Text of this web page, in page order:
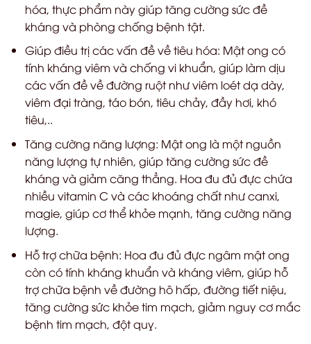
hóa, thực phẩm này giúp tăng cường sức đề
kháng và phòng chống bệnh tật.
Giúp điều trị các vấn đề về tiêu hóa: Mật ong có
tính kháng viêm và chống vi khuẩn, giúp làm dịu
các vấn đề về đường ruột như viêm loét dạ dày,
viêm đại tràng, táo bón, tiêu chảy, đầy hơi, khó
tiêu,..
Tăng cường năng lượng: Mật ong là một nguồn
năng lượng tự nhiên, giúp tăng cường sức đề
kháng và giảm căng thẳng. Hoa đu đủ đực chứa
nhiều vitamin C và các khoáng chất như canxi,
magie, giúp cơ thể khỏe mạnh, tăng cường năng
lượng.
Hỗ trợ chữa bệnh: Hoa đu đủ đực ngâm mật ong
còn có tính kháng khuẩn và kháng viêm, giúp hỗ
trợ chữa bệnh về đường hô hấp, đường tiết niệu,
tăng cường sức khỏe tim mạch, giảm nguy cơ mắc
bệnh tim mạch, đột quỵ.